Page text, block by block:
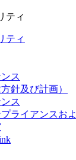
ティ
ティ
ス
方針及び計画）
ス
プライアンスお